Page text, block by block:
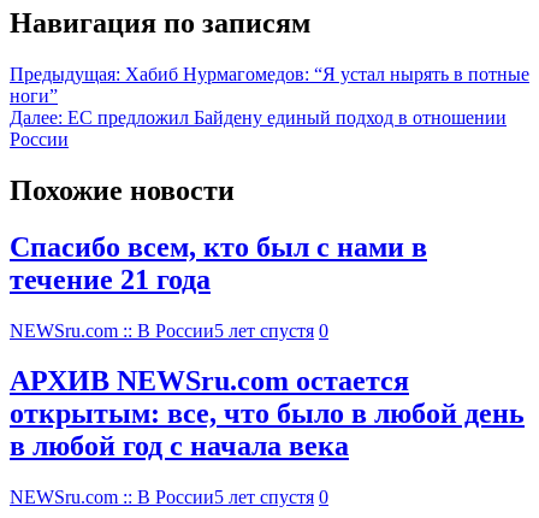
Навигация по записям
Предыдущая: Хабиб Нурмагомедов: “Я устал нырять в потные
ноги”
Далее: ЕС предложил Байдену единый подход в отношении
России
Похожие новости
Спасибо всем, кто был с нами в
течение 21 года
NEWSru.com :: В России5 лет спустя 0
АРХИВ NEWSru.com остается
открытым: все, что было в любой день
в любой год с начала века
NEWSru.com :: В России5 лет спустя 0